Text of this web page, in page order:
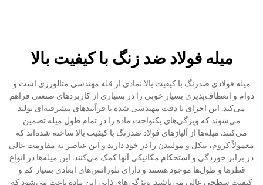
میله فولاد ضد زنگ با کیفیت بالا
میله فولادی ضدزنگ با کیفیت بالا نمادی از قله مهندسی متالورژی است و
دوام و انعطاف‌پذیری بسیار خوبی را در بسیاری از کاربردهای صنعتی فراهم
می‌کند. این اجزای با دقت مهندسی شده با فرآیندهای پیشرفته‌ای تولید
می‌شوند که ویژگی‌های یکنواخت ماده را در تمام طول میله تضمین
می‌کنند. میله‌ها از آلیاژهای فولاد ضدزنگ با کیفیت بالا ساخته شده‌اند که
معمولاً کروم، نیکل و مولیبدن را در خود دارند و این عناصر به مقاومت عالی
در برابر خوردگی و استحکام مکانیکی آنها کمک می‌کنند. این میله‌ها در انواع
قطرها و طول‌ها موجود هستند و دارای تلورانس‌های ابعادی بسیار کم و
کیفیت سطحی عالی می‌باشند. ویژگی‌های ذاتی این ماده باعث می‌شود که